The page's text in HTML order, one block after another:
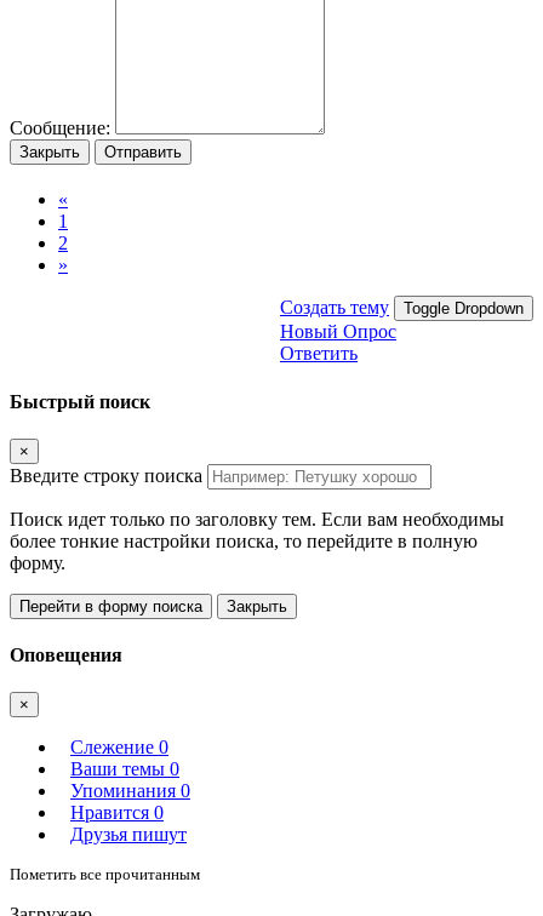
Сообщение:
Закрыть Отправить
«
1
2
»
Создать тему Toggle Dropdown
Новый Опрос
Ответить
Быстрый поиск
×
Введите строку поиска
Поиск идет только по заголовку тем. Если вам необходимы
более тонкие настройки поиска, то перейдите в полную
форму.
Перейти в форму поиска Закрыть
Оповещения
×
Слежение 0
Ваши темы 0
Упоминания 0
Нравится 0
Друзья пишут
Пометить все прочитанным